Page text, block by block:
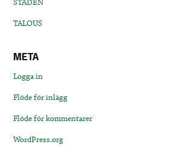
STADEN
TALOUS
META
Logga in
Flöde för inlägg
Flöde för kommentarer
WordPress.org